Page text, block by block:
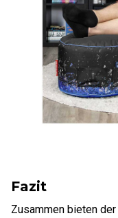
Fazit
Zusammen bieten der